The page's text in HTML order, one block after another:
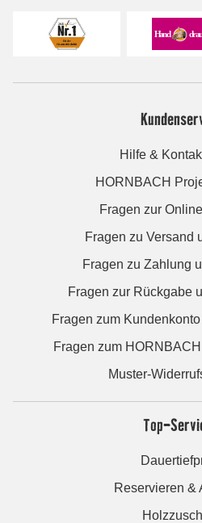
Hilfe &
HORNBACH
Fragen zur
Fragen zu Versand
Fragen zu Zahlung
Fragen zur Rückgabe
Fragen zum
Fragen zum
Muster-
Top-
Reservieren &